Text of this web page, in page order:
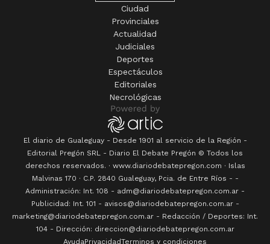
Ciudad
Provinciales
Actualidad
Judiciales
Deportes
Espectáculos
Editoriales
Necrológicas
El diario de Gualeguay - Desde 1901 al servicio de la Región -
Editorial Pregón SRL - Diario El Debate Pregón © Todos los
derechos reservados. · www.diariodebatepregon.com · Islas
Malvinas 170 · C.P. 2840 Gualeguay, Pcia. de Entre Ríos - -
Administración: Int. 108 - adm@diariodebatepregon.com.ar -
Publicidad: Int. 101 - avisos@diariodebatepregon.com.ar -
marketing@diariodebatepregon.com.ar - Redacción / Deportes: Int.
104 - Dirección: direccion@diariodebatepregon.com.ar
AyudaPrivacidadTerminos y condiciones